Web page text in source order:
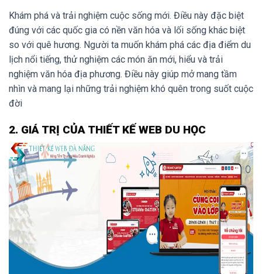
Khám phá và trải nghiệm cuộc sống mới. Điều này đặc biệt
đúng với các quốc gia có nền văn hóa và lối sống khác biệt
so với quê hương. Người ta muốn khám phá các địa điểm du
lịch nổi tiếng, thử nghiệm các món ăn mới, hiểu và trải
nghiệm văn hóa địa phương. Điều này giúp mở mang tầm
nhìn và mang lại những trải nghiệm khó quên trong suốt cuộc
đời
2. GIÁ TRỊ CỦA THIẾT KẾ WEB DU HỌC